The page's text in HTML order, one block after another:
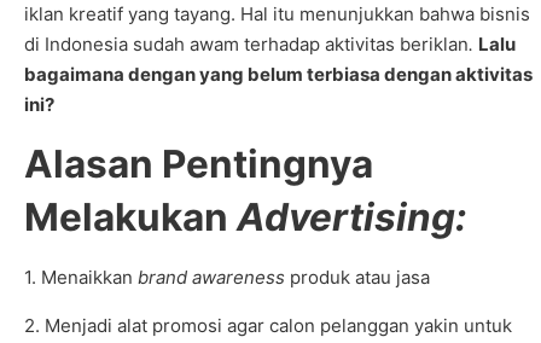
iklan kreatif yang tayang. Hal itu menunjukkan bahwa bisnis
di Indonesia sudah awam terhadap aktivitas beriklan. Lalu
bagaimana dengan yang belum terbiasa dengan aktivitas
ini?
Alasan Pentingnya
MelakukanAdvertising:
1. Menaikkan brand awareness produk atau jasa
2. Menjadi alat promosi agar calon pelanggan yakin untuk